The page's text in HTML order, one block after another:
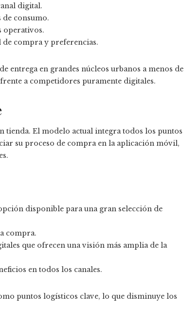
digital.
consumo.
operativos.
de compra y preferencias.
entrega en grandes núcleos urbanos a menos de
a competidores puramente digitales.
tienda. El modelo actual integra todos los puntos
su proceso de compra en la aplicación móvil,
disponible para una gran selección de
compra.
que ofrecen una visión más amplia de la
en todos los canales.
puntos logísticos clave, lo que disminuye los